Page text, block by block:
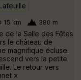
15 km 380 m
de la Salle des Fêtes
le château de
magnifique écluse.
vers la petite
Le retour vers
»